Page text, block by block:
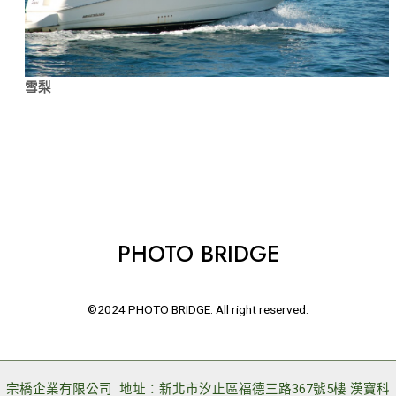
雪梨
PHOTO BRIDGE
©2024 PHOTO BRIDGE. All right reserved.
宗橋企業有限公司 地址：新北市汐止區福德三路367號5樓 漢寶科